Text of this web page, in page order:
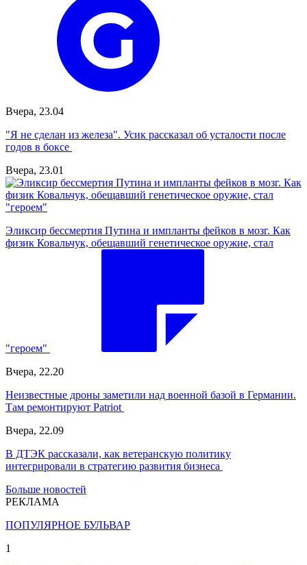
Вчера, 23.04
"Я не сделан из железа". Усик рассказал об усталости после
годов в боксе
Вчера, 23.01
Эликсир бессмертия Путина и импланты фейков в мозг. Как
физик Ковальчук, обещавший генетическое оружие, стал
"героем"
Вчера, 22.20
Неизвестные дроны заметили над военной базой в Германии.
Там ремонтируют Patriot
Вчера, 22.09
В ДТЭК рассказали, как ветеранскую политику
интегрировали в стратегию развития бизнеса
Больше новостей
РЕКЛАМА
ПОПУЛЯРНОЕ БУЛЬВАР
1